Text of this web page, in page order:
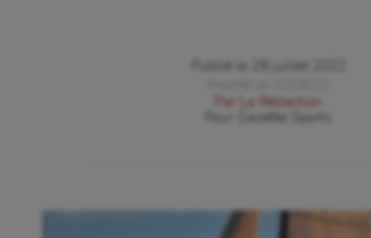
Publié le
28 juillet 2022
Par
La Rédaction
Gazette Sports